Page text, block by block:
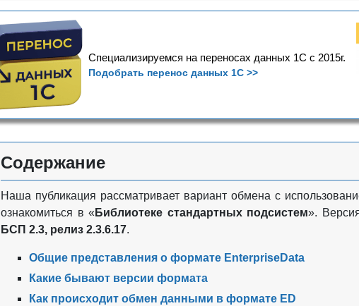
Специализируемся на переносах данных 1С с 2015г.
Подобрать перенос данных 1С >>
Содержание
Наша публикация рассматривает вариант обмена с
ознакомиться в « Библиотеке стандартных подсистем».
БСП 2.3, релиз 2.3.6.17.
Общие представления о формате EnterpriseData
Какие бывают версии формата
Как происходит обмен данными в формате ED